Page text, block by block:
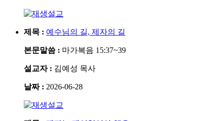
설교
제목 : 예수님의 길, 제자의 길
본문말씀 : 마가복음 15:37~39
설교자 : 김예성 목사
날짜 : 2026-06-28
설교